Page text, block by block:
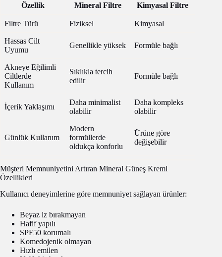
Özellik Mineral Filtre Kimyasal Filtre
Filtre Türü Fiziksel Kimyasal
Hassas Cilt
Uyumu
Genellikle yüksek Formüle bağlı
Akneye Eğilimli
Ciltlerde
Kullanım
Sıklıkla tercih
edilir
Formüle bağlı
İçerik Yaklaşımı
Daha minimalist
olabilir
Daha kompleks
olabilir
Günlük Kullanım
Modern
formüllerde
oldukça konforlu
Ürüne göre
değişebilir
Müşteri Memnuniyetini Artıran Mineral Güneş Kremi
Özellikleri
Kullanıcı deneyimlerine göre memnuniyet sağlayan ürünler:
Beyaz iz bırakmayan
Hafif yapılı
SPF50 korumalı
Komedojenik olmayan
Hızlı emilen